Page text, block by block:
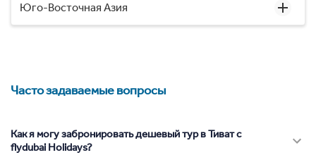
Юго-Восточная Азия
Часто задаваемые вопросы
Как я могу забронировать дешевый тур в Тиват с
flydubai Holidays?